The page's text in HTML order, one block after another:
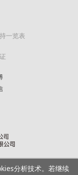
分析技术。若继续
一览表